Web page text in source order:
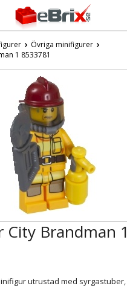
har blivit tillagd i varukorgen
Övriga minifigurer
1 8533781
Brandman 1
utrustad med